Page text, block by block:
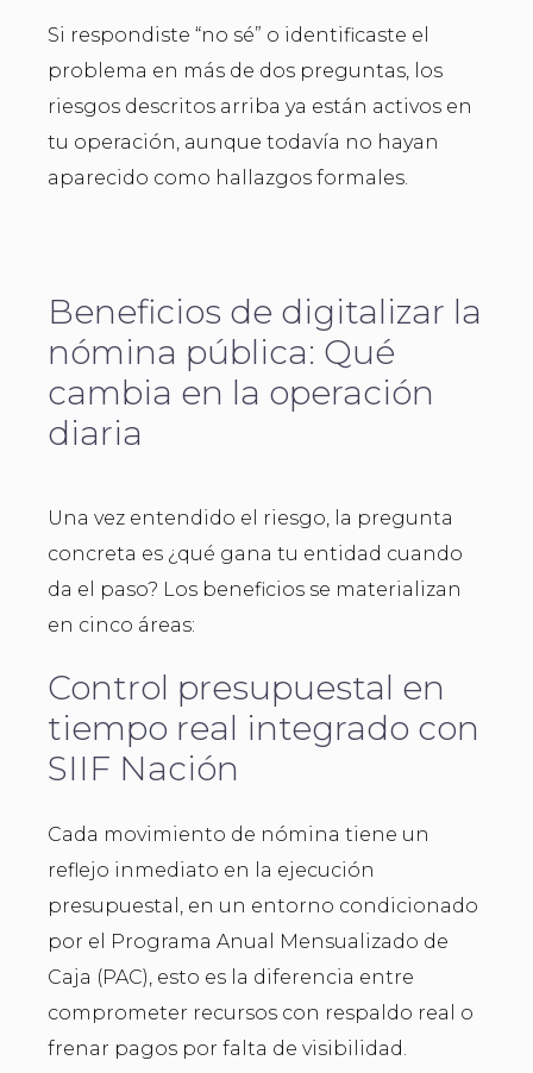
Si respondiste “no sé” o identificaste el
problema en más de dos preguntas, los
riesgos descritos arriba ya están activos en
tu operación, aunque todavía no hayan
aparecido como hallazgos formales.
Beneficios de digitalizar la
nómina pública: Qué
cambia en la operación
diaria
Una vez entendido el riesgo, la pregunta
concreta es ¿qué gana tu entidad cuando
da el paso? Los beneficios se materializan
en cinco áreas:
Control presupuestal en
tiempo real integrado con
SIIF Nación
Cada movimiento de nómina tiene un
reflejo inmediato en la ejecución
presupuestal, en un entorno condicionado
por el Programa Anual Mensualizado de
Caja (PAC), esto es la diferencia entre
comprometer recursos con respaldo real o
frenar pagos por falta de visibilidad.